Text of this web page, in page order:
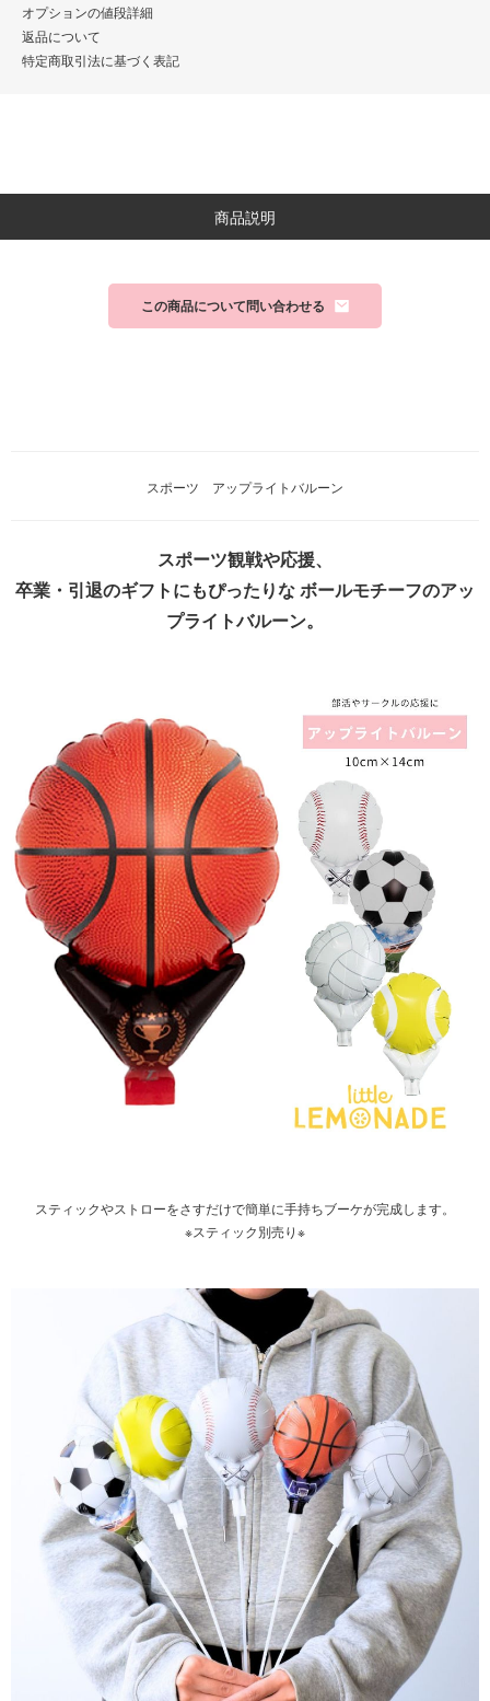
スタッフ一同皆さまにお会いでき
るのを楽しみにしています🎈✨
#横浜
#横浜イベント
オプションの値段詳細
返品について
特定商取引法に基づく表記
商品説明
この商品について問い合わせる
スポーツ アップライトバルーン
スポーツ観戦や応援、
卒業・引退のギフトにもぴったりな ボールモチーフのアッ
プライトバルーン。
スティックやストローをさすだけで簡単に手持ちブーケが完成します。
※スティック別売り※